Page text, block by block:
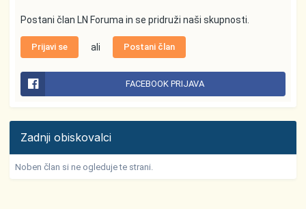
Postani član LN Foruma in se pridruži naši skupnosti.
Prijavi se ali Postani član
FACEBOOK PRIJAVA
Zadnji obiskovalci
Noben član si ne ogleduje te strani.